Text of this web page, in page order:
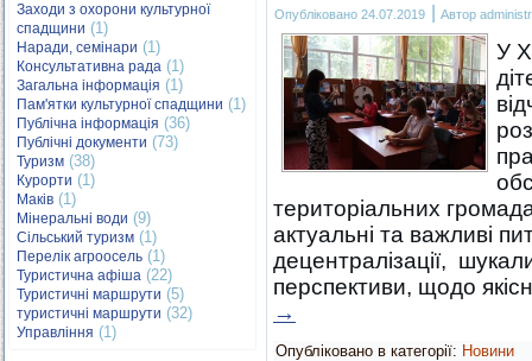
Заходи з охорони культурної
спадщини (1)
Наради, семінари (1)
Консультативна рада (1)
Загальна інформація (1)
Пам'ятки культурної спадщини (1)
Публічна інформація (36)
Публічні документи (73)
Туризм (38)
Курорти (1)
Маків (1)
Мінеральні води (9)
Сільський туризм (1)
Перелік агроосель (1)
Туристична афіша (22)
Туристичні маршрути (5)
туристичні маршрути (32)
Управління (1)
Опубліковано 24.07.2019 | Автор
У
територіальних
актуальні та важливі
децентралізації,
перспективи, щодо
→
Опубліковано в категорії: Новини